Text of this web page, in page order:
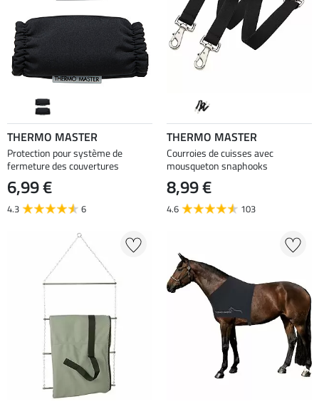
THERMO MASTER
Protection pour système de
fermeture des couvertures
6,99 €
4.3 6
THERMO MASTER
Courroies de cuisses avec
mousqueton snaphooks
8,99 €
4.6 103